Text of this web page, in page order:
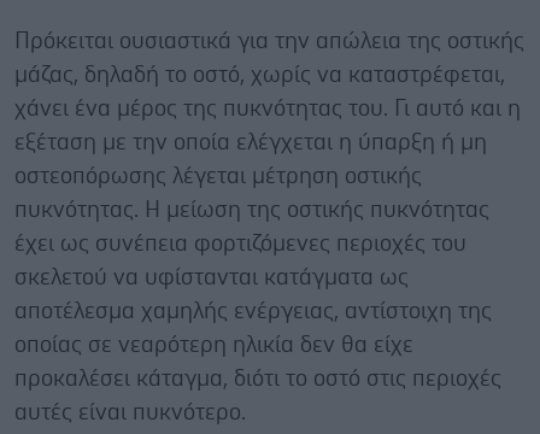
Πρόκειται ουσιαστικά για την απώλεια της οστικής
μάζας, δηλαδή το οστό, χωρίς να καταστρέφεται,
χάνει ένα μέρος της πυκνότητας του. Γι αυτό και η
εξέταση με την οποία ελέγχεται η ύπαρξη ή μη
οστεοπόρωσης λέγεται μέτρηση οστικής
πυκνότητας. Η μείωση της οστικής πυκνότητας
έχει ως συνέπεια φορτιζόμενες περιοχές του
σκελετού να υφίστανται κατάγματα ως
αποτέλεσμα χαμηλής ενέργειας, αντίστοιχη της
οποίας σε νεαρότερη ηλικία δεν θα είχε
προκαλέσει κάταγμα, διότι το οστό στις περιοχές
αυτές είναι πυκνότερο.